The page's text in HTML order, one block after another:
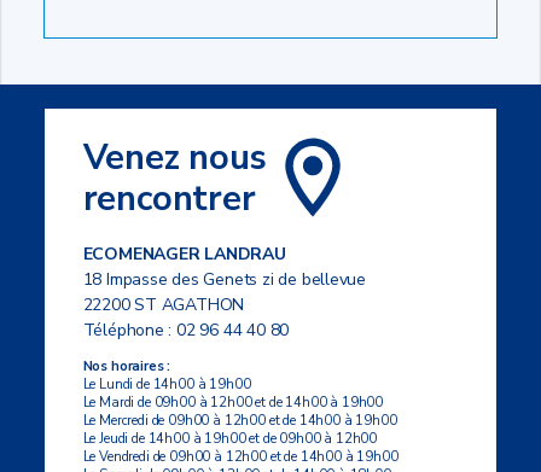
Venez nous
rencontrer
ECOMENAGER LANDRAU
18 Impasse des Genets zi de bellevue
22200 ST AGATHON
Téléphone :02 96 44 40 80
Nos horaires :
Le Lundi de 14h00 à 19h00
Le Mardi de 09h00 à 12h00 et de 14h00 à 19h00
Le Mercredi de 09h00 à 12h00 et de 14h00 à 19h00
Le Jeudi de 14h00 à 19h00 et de 09h00 à 12h00
Le Vendredi de 09h00 à 12h00 et de 14h00 à 19h00